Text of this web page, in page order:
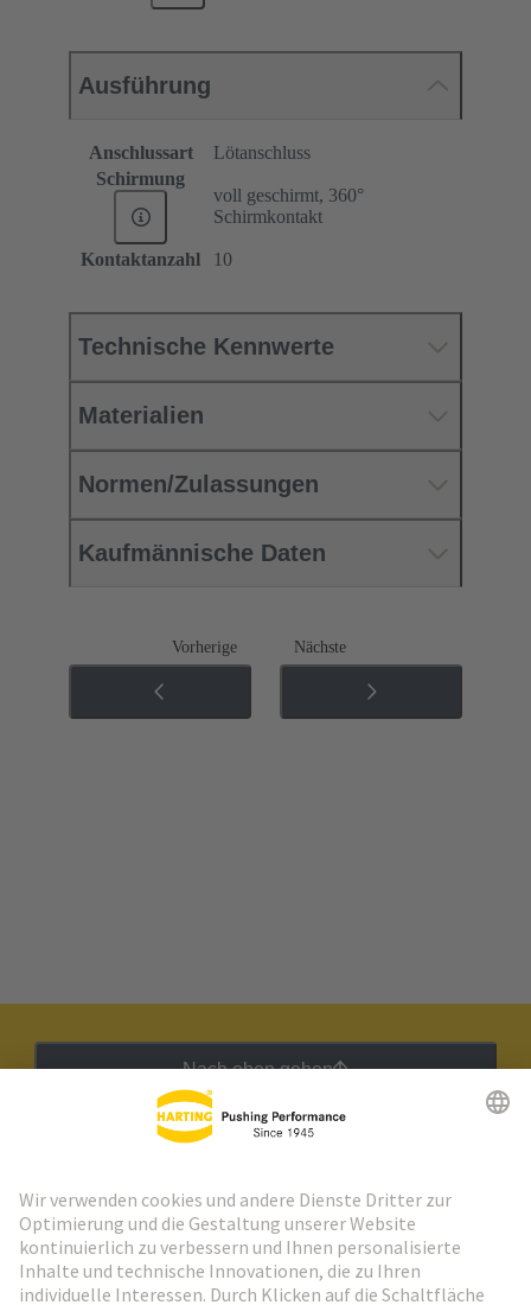
Ausführung
Anschlussart
Lötanschluss
Schirmung
voll geschirmt, 360°
Schirmkontakt
Kontaktanzahl 10
Technische Kennwerte
Materialien
Normen/Zulassungen
Kaufmännische Daten
Vorherige Nächste
Nach oben gehen